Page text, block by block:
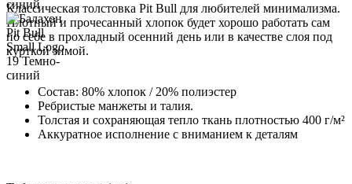
Классическая толстовка Pit Bull для любителей минимализма.
Плотный и прочесанный хлопок будет хорошо работать сам
по себе в прохладный осенний день или в качестве слоя под
курткой зимой.
Состав: 80% хлопок / 20% полиэстер
Ребристые манжеты и талия.
Толстая и сохраняющая тепло ткань плотностью 400 г/м²
Аккуратное исполнение с вниманием к деталям